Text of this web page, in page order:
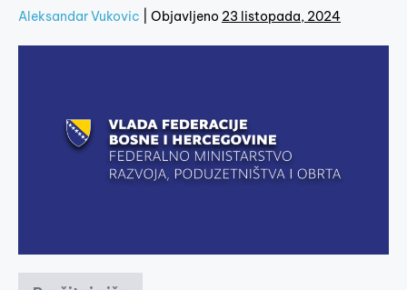
Aleksandar Vukovic Objavljeno 23 listopada, 2024